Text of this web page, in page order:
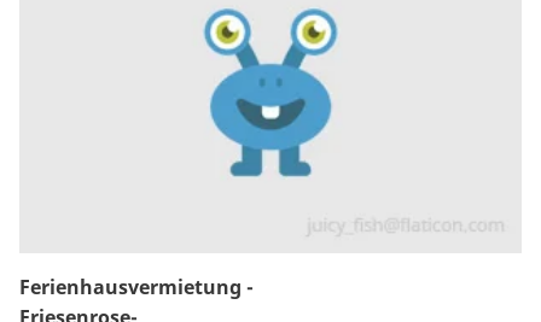
Ferienhausvermietung -
Friesenrose-